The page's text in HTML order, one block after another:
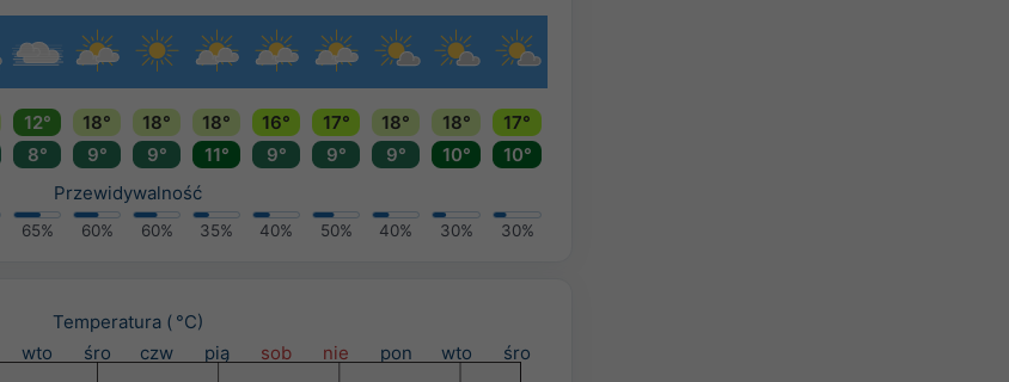
12° 18° 18° 18° 16° 17° 18° 18°
17°
8° 9° 9° 11° 9° 9° 9° 10°
10°
Przewidywalność
65% 60% 60% 35% 40% 50% 40% 30% 30%
Temperatura ( °C)
wto śro czw pią sob nie pon wto śro